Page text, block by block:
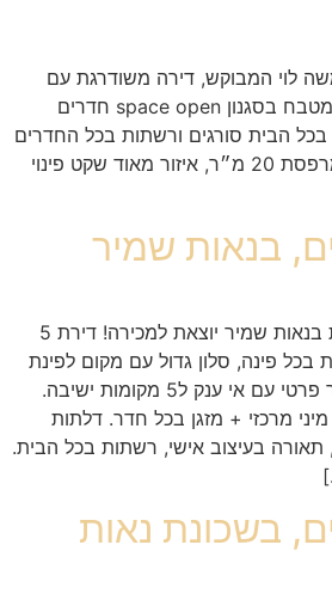
משה לוי המבוקש, דירה משודרגת עם
מטבח כפרי מנגר פרטי מטבח בסגנון space open חדרים
בכל הבית סורגים ורשתות בכל החדרים
מחמם מים בגז חנייה ומרפסת 20 מ״ר, איזור מאוד שקט פינוי
הדירה הכי יפה ומושקעת בנאות שמיר יוצאת למכירה! דירת 5
בכל פינה, סלון גדול עם מקום לפינת
אוכל. מטבח יוקרתי מנגר פרטי עם אי ענק ל5 מקומות ישיבה.
מיני מרכזי + מזגן בכל חדר. דלתות
תאורה בעיצוב אישי, רשתות בכל הבית.
חדרים, בשכונת נאות